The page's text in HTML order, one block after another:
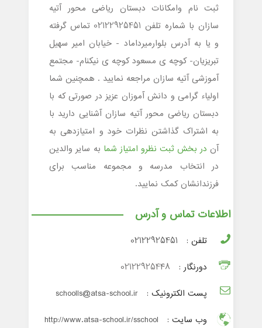
ثبت نام وامکانات دبستان ریاضی محور آتیه
سازان با شماره تلفن 02122925451 تماس گرفته
و یا به آدرس بلوارمیرداماد - خیابان امیر سهیل
تبریزیان- کوچه ی مسعود کوچه ی نیکنام- مجتمع
آموزشی آتیه سازان مراجعه نمایید . همچنین شما
اولیاء گرامی و دانش آموزان عزیز در صورتی که با
دبستان ریاضی محور آتیه سازان آشنایی دارید با
به اشتراک گذاشتن نظرات خود و امتیازدهی به
آن در بخش ثبت نظرو امتیاز شما به سایر والدین
در انتخاب مدرسه و مجموعه مناسب برای
فرزندانشان کمک نمایید.
اطلاعات تماس و آدرس
تلفن :
02122925451
دورنگار :
021229254۴۸
پست الکترونیک :
schoolls@atsa-school.ir
وب سایت :
http://www.atsa-school.ir/sschool